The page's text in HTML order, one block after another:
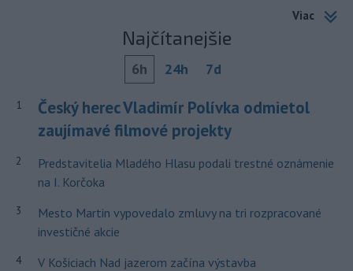
Viac
Najčítanejšie
6h 24h 7d
1
Český herec Vladimír Polívka odmietol
zaujímavé filmové projekty
2
Predstavitelia Mladého Hlasu podali trestné oznámenie
na I. Korčoka
3
Mesto Martin vypovedalo zmluvy na tri rozpracované
investičné akcie
4
V Košiciach Nad jazerom začína výstavba